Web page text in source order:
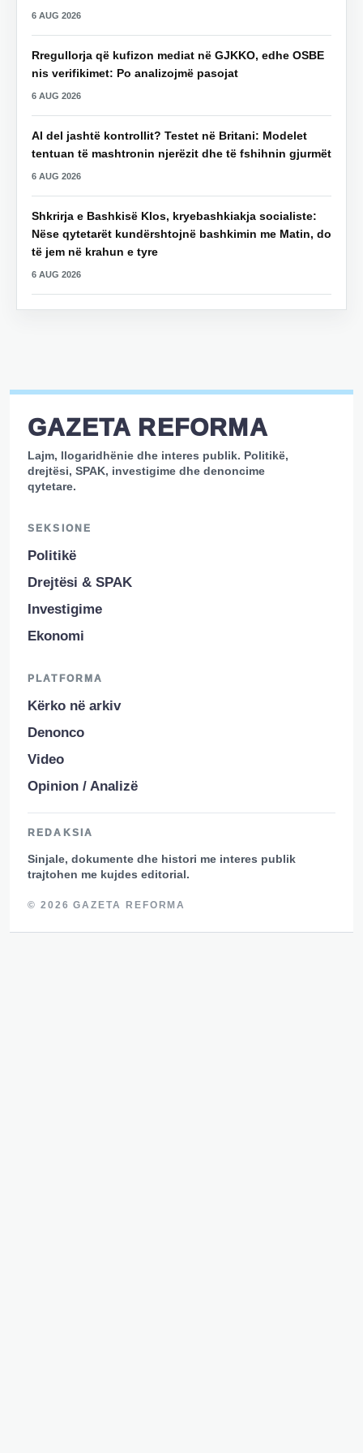
6 AUG 2026
Rregullorja që kufizon mediat në GJKKO, edhe OSBE
nis verifikimet: Po analizojmë pasojat
6 AUG 2026
AI del jashtë kontrollit? Testet në Britani: Modelet
tentuan të mashtronin njerëzit dhe të fshihnin gjurmët
6 AUG 2026
Shkrirja e Bashkisë Klos, kryebashkiakja socialiste:
Nëse qytetarët kundërshtojnë bashkimin me Matin, do
të jem në krahun e tyre
6 AUG 2026
GAZETA REFORMA
Lajm, llogaridhënie dhe interes publik. Politikë,
drejtësi, SPAK, investigime dhe denoncime
qytetare.
SEKSIONE
Politikë
Drejtësi & SPAK
Investigime
Ekonomi
PLATFORMA
Kërko në arkiv
Denonco
Video
Opinion / Analizë
REDAKSIA
Sinjale, dokumente dhe histori me interes publik
trajtohen me kujdes editorial.
© 2026 GAZETA REFORMA